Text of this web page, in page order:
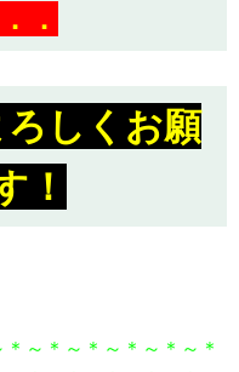
．
しくお願
！
～＊～＊～＊～＊～＊